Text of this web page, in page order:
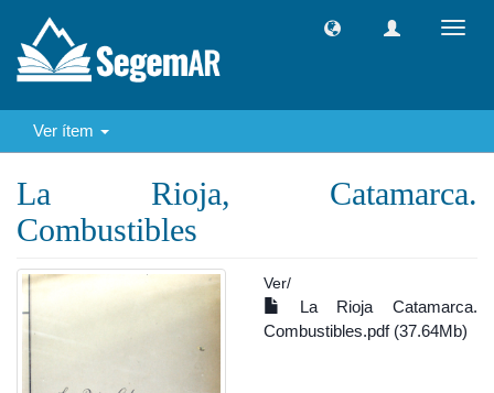
Ver ítem
La Rioja, Catamarca.
Combustibles
Ver/
La Rioja Catamarca.
Combustibles.pdf (37.64Mb)